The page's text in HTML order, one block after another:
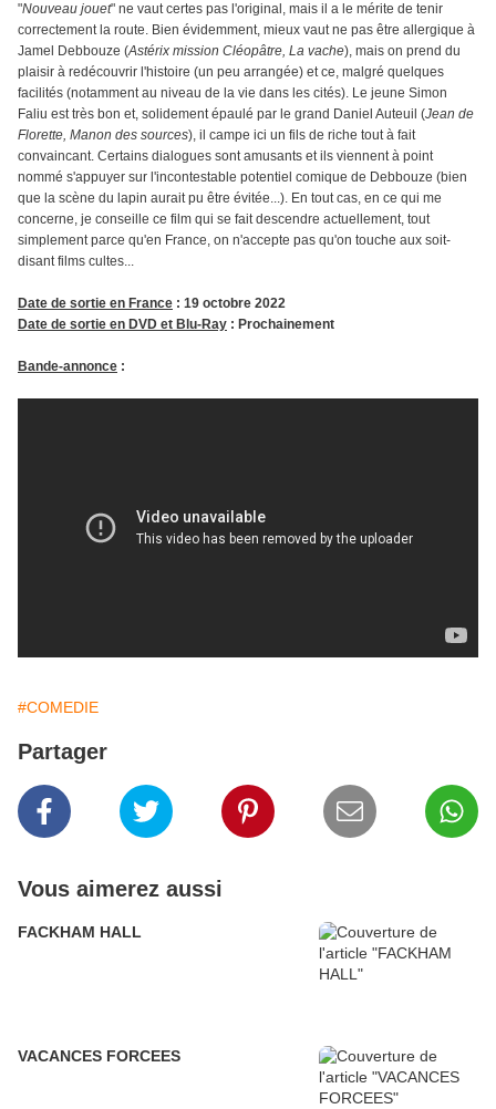
"Nouveau jouet" ne vaut certes pas l'original, mais il a le mérite de tenir
correctement la route. Bien évidemment, mieux vaut ne pas être allergique à
Jamel Debbouze (Astérix mission Cléopâtre, La vache), mais on prend du
plaisir à redécouvrir l'histoire (un peu arrangée) et ce, malgré quelques
facilités (notamment au niveau de la vie dans les cités). Le jeune Simon
Faliu est très bon et, solidement épaulé par le grand Daniel Auteuil (Jean de
Florette, Manon des sources), il campe ici un fils de riche tout à fait
convaincant. Certains dialogues sont amusants et ils viennent à point
nommé s'appuyer sur l'incontestable potentiel comique de Debbouze (bien
que la scène du lapin aurait pu être évitée...). En tout cas, en ce qui me
concerne, je conseille ce film qui se fait descendre actuellement, tout
simplement parce qu'en France, on n'accepte pas qu'on touche aux soit-
disant films cultes...
Date de sortie en France : 19 octobre 2022
Date de sortie en DVD et Blu-Ray : Prochainement
Bande-annonce :
#COMEDIE
Partager
Vous aimerez aussi
FACKHAM HALL
VACANCES FORCEES